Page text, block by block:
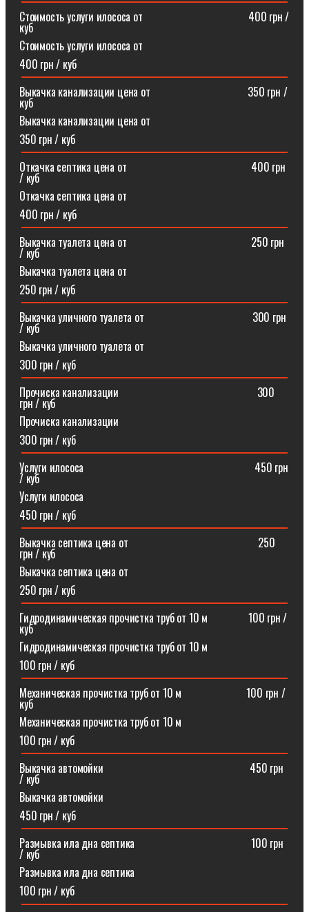
Стоимость услуги илососа от⠀⠀⠀⠀⠀⠀⠀⠀⠀⠀⠀⠀⠀400 грн /
куб
Стоимость услуги илососа от
400 грн / куб
Выкачка канализации цена от⠀⠀⠀⠀⠀⠀⠀⠀⠀⠀⠀⠀350 грн /
куб
Выкачка канализации цена от
350 грн / куб
Откачка септика цена от ⠀⠀⠀⠀⠀⠀⠀⠀⠀⠀⠀⠀⠀⠀⠀400 грн
/ куб
Откачка септика цена от
400 грн / куб
Выкачка туалета цена от ⠀⠀⠀⠀⠀⠀⠀⠀⠀⠀⠀⠀⠀⠀⠀250 грн
/ куб
Выкачка туалета цена от
250 грн / куб
Выкачка уличного туалета от ⠀⠀⠀⠀⠀⠀⠀⠀⠀⠀⠀⠀⠀300 грн
/ куб
Выкачка уличного туалета от
300 грн / куб
Прочиска канализации⠀⠀⠀⠀⠀⠀⠀⠀⠀⠀⠀⠀⠀⠀⠀⠀⠀300
грн / куб
Прочиска канализации
300 грн / куб
Услуги илососа⠀⠀⠀⠀⠀⠀⠀⠀⠀⠀⠀⠀⠀⠀⠀⠀⠀⠀⠀⠀⠀450 грн
/ куб
Услуги илососа
450 грн / куб
Выкачка септика цена от⠀⠀⠀⠀⠀⠀⠀⠀⠀⠀⠀⠀⠀⠀⠀⠀250
грн / куб
Выкачка септика цена от
250 грн / куб
Гидродинамическая прочистка труб от 10 м⠀⠀⠀⠀⠀100 грн /
куб
Гидродинамическая прочистка труб от 10 м
100 грн / куб
Механическая прочистка труб от 10 м⠀⠀⠀⠀⠀⠀⠀⠀100 грн /
куб
Механическая прочистка труб от 10 м
100 грн / куб
Выкачка автомойки⠀⠀⠀⠀⠀⠀⠀⠀⠀⠀⠀⠀⠀⠀⠀⠀⠀⠀450 грн
/ куб
Выкачка автомойки
450 грн / куб
Размывка ила дна септика ⠀⠀⠀⠀⠀⠀⠀⠀⠀⠀⠀⠀⠀⠀100 грн
/ куб
Размывка ила дна септика
100 грн / куб